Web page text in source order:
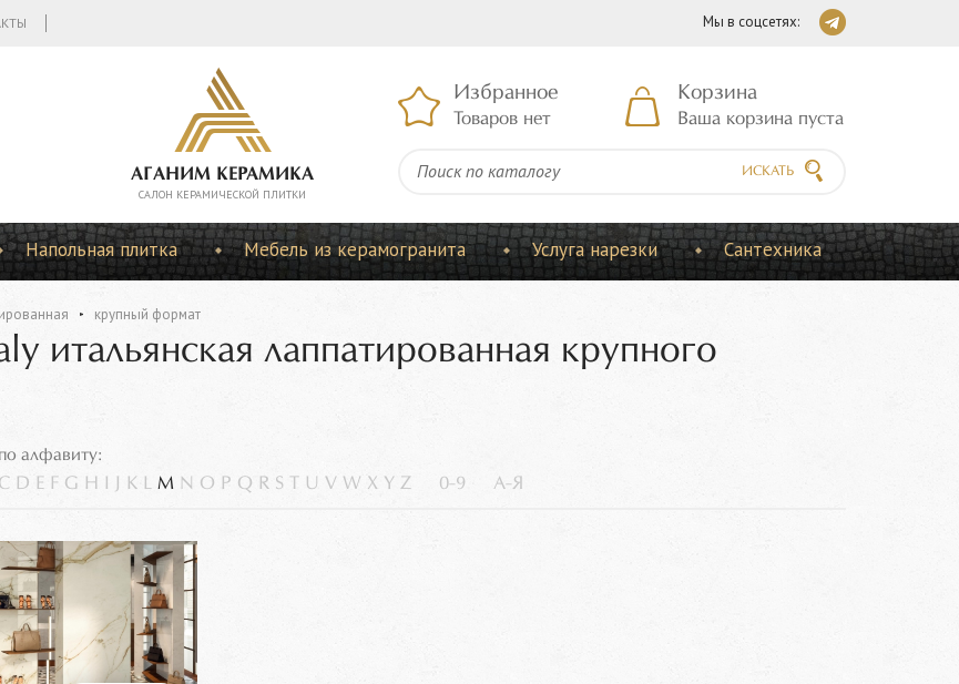
Мы в соцсетях:
АГАНИМ КЕРАМИКА
CАЛОН КЕРАМИЧЕСКОЙ ПЛИТКИ
Избранное
Товаров нет
Корзина
Ваша корзина пуста
ИСКАТЬ
Напольная плитка Мебель из керамогранита Услуга нарезки Сантехника
крупный формат
итальянская лаппатированная крупного
алфавиту:
C D E F G H K L M N O P Q R S U V W X Y Z 0-9 А-Я